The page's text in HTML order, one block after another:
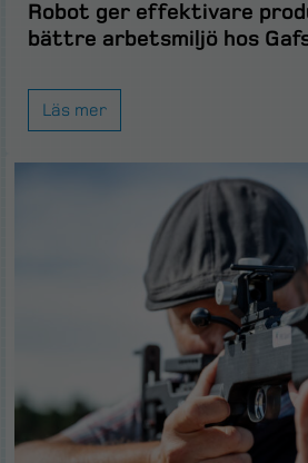
Robot ger effektivare
bättre arbetsmiljö hos
Läs mer